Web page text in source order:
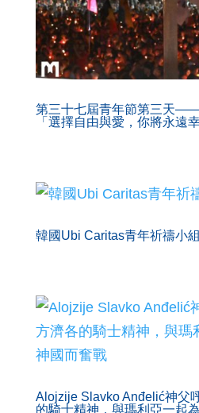
第三十七屆青年節第三天
「選擇自由與愛，你將永遠幸
韓國Ubi Caritas青年祈禱小
Alojzije Slavko Anđelić神父
的騎士精神，與瑪利亞一起